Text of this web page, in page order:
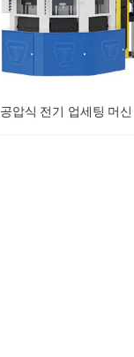
공압식 전기 업세팅 머신